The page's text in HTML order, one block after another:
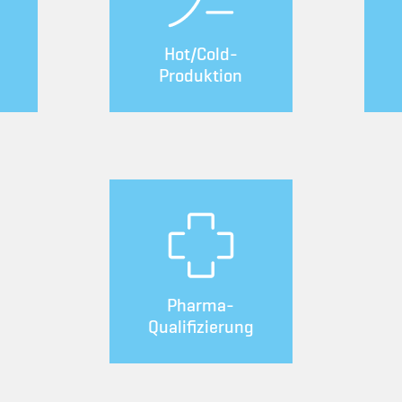
Hot/Cold-
Produktion
Pharma-
Qualifizierung